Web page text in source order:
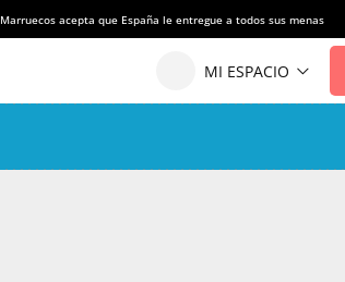
Marruecos acepta que España le entregue a todos sus menas